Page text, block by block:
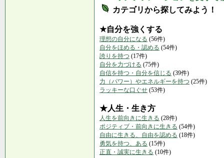
カテゴリから探してみよう！
★自分を強くする
理想の自分になる (56件)
自分をほめる・認める (54件)
誇りを持つ (17件)
自分を力づける (75件)
自信を持つ・自分を信じる (39件)
力（パワー）やエネルギーを持つ (25件)
ラッキーな口ぐせ (53件)
★人生・生き方
人生を前向きに生きる (28件)
ポジティブ・前向きに生きる (54件)
自由に生きる、自由を認める (18件)
勇気を持つ、ある (15件)
正直・誠実に生きる (10件)